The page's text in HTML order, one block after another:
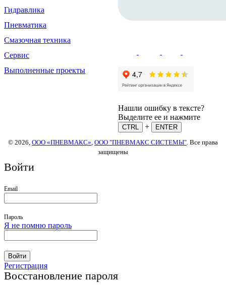
Гидравлика
Пневматика
Смазочная техника
Сервис
Выполненные проекты
Нашли ошибку в тексте?
Выделите ее и нажмите
CTRL +
ENTER
© 2026, ООО «ПНЕВМАКС», ООО "ПНЕВМАКС СИСТЕМЫ". Все права
защищены
Войти
Email
Пароль
Я не помню пароль
Войти
Регистрация
Восстановление пароля